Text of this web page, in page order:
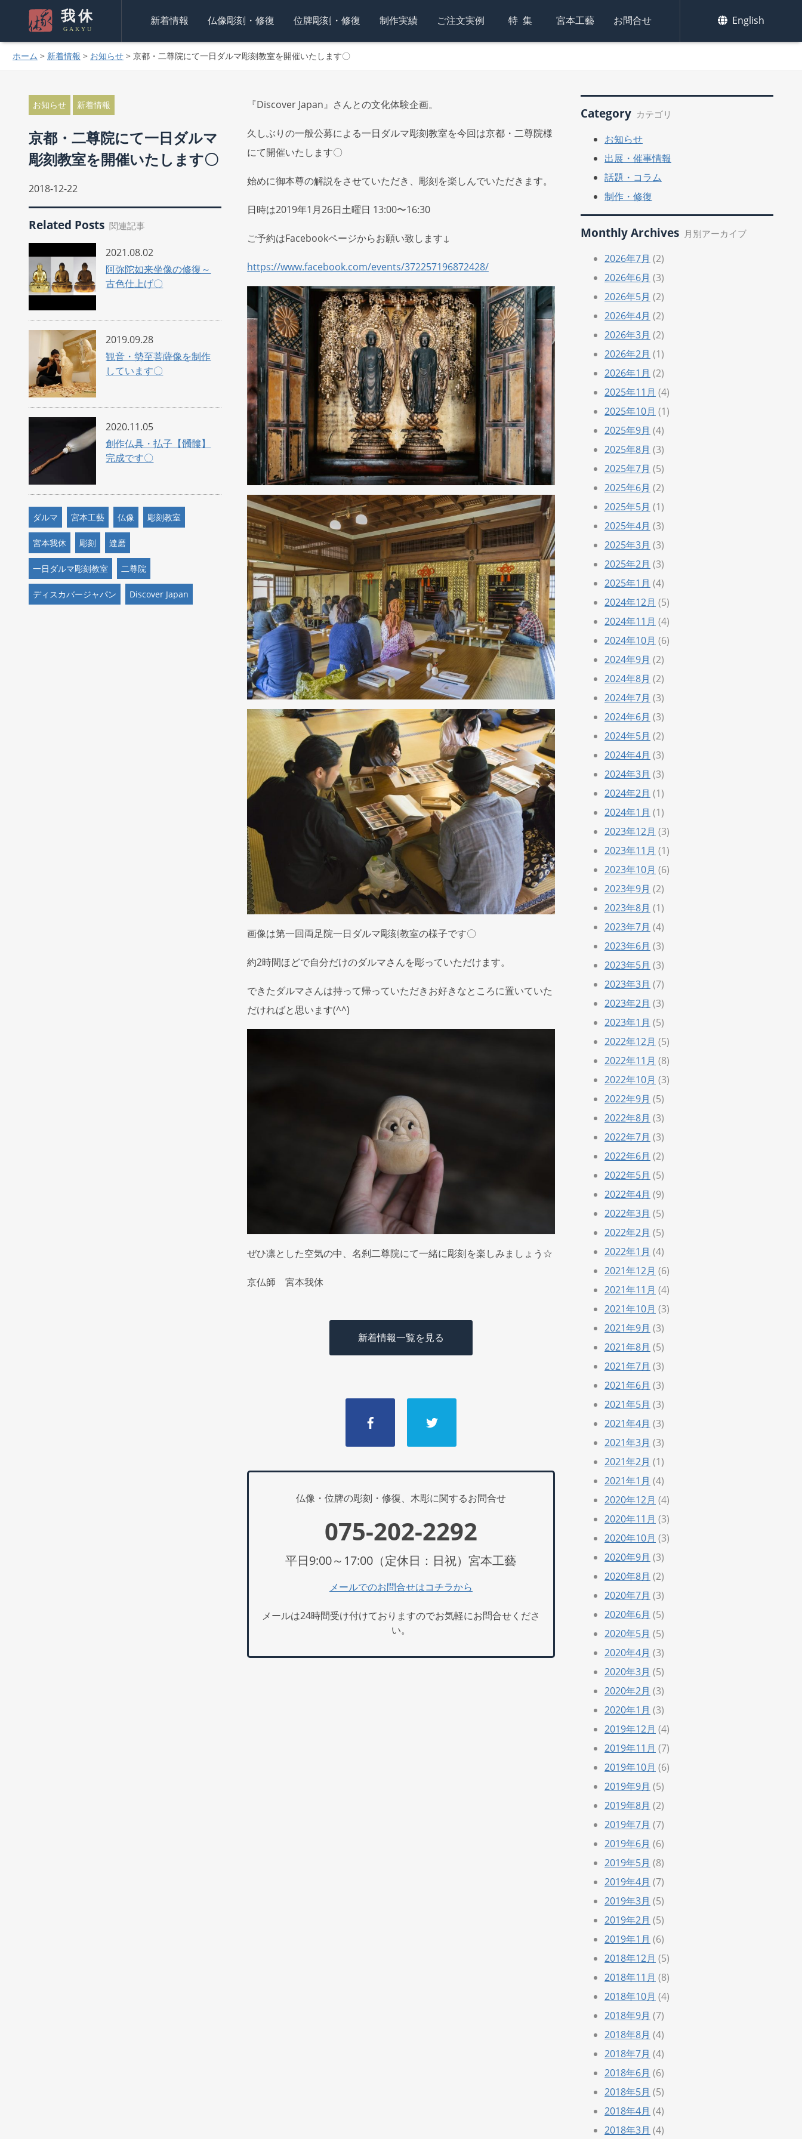
我休
GAKYU
新着情報 仏像彫刻・修復 位牌彫刻・修復 制作実績 ご注文実例 特集 宮本工藝 お問合せ English
ホーム > 新着情報 > お知らせ > 京都・二尊院にて一日ダルマ彫刻教室を開催いたします〇
お知らせ 新着情報
京都・二尊院にて一日ダルマ
彫刻教室を開催いたします〇
2018-12-22
Related Posts 関連記事
2021.08.02
阿弥陀如来坐像の修復～
古色仕上げ〇
2019.09.28
観音・勢至菩薩像を制作
しています〇
2020.11.05
創作仏具・払子【髑髏】
完成です〇
ダルマ 宮本工藝 仏像 彫刻教室
宮本我休 彫刻 達磨
一日ダルマ彫刻教室 二尊院
ディスカバージャパン Discover Japan
『Discover Japan』さんとの文化体験企画。
久しぶりの一般公募による一日ダルマ彫刻教室を今回は京都・二尊院様
にて開催いたします〇
始めに御本尊の解説をさせていただき、彫刻を楽しんでいただきます。
日時は2019年1月26日土曜日 13:00〜16:30
ご予約はFacebookページからお願い致します↓
https://www.facebook.com/events/372257196872428/
画像は第一回両足院一日ダルマ彫刻教室の様子です〇
約2時間ほどで自分だけのダルマさんを彫っていただけます。
できたダルマさんは持って帰っていただきお好きなところに置いていた
だければと思います(^^)
ぜひ凛とした空気の中、名刹二尊院にて一緒に彫刻を楽しみましょう☆
京仏師 宮本我休
新着情報一覧を見る
仏像・位牌の彫刻・修復、木彫に関するお問合せ
075-202-2292
平日9:00～17:00（定休日：日祝）宮本工藝
メールでのお問合せはコチラから
メールは24時間受け付けておりますのでお気軽にお問合せくださ
い。
Category カテゴリ
お知らせ
出展・催事情報
話題・コラム
制作・修復
Monthly Archives 月別アーカイブ
2026年7月 (2)
2026年6月 (3)
2026年5月 (2)
2026年4月 (2)
2026年3月 (2)
2026年2月 (1)
2026年1月 (2)
2025年11月 (4)
2025年10月 (1)
2025年9月 (4)
2025年8月 (3)
2025年7月 (5)
2025年6月 (2)
2025年5月 (1)
2025年4月 (3)
2025年3月 (3)
2025年2月 (3)
2025年1月 (4)
2024年12月 (5)
2024年11月 (4)
2024年10月 (6)
2024年9月 (2)
2024年8月 (2)
2024年7月 (3)
2024年6月 (3)
2024年5月 (2)
2024年4月 (3)
2024年3月 (3)
2024年2月 (1)
2024年1月 (1)
2023年12月 (3)
2023年11月 (1)
2023年10月 (6)
2023年9月 (2)
2023年8月 (1)
2023年7月 (4)
2023年6月 (3)
2023年5月 (3)
2023年3月 (7)
2023年2月 (3)
2023年1月 (5)
2022年12月 (5)
2022年11月 (8)
2022年10月 (3)
2022年9月 (5)
2022年8月 (3)
2022年7月 (3)
2022年6月 (2)
2022年5月 (5)
2022年4月 (9)
2022年3月 (5)
2022年2月 (5)
2022年1月 (4)
2021年12月 (6)
2021年11月 (4)
2021年10月 (3)
2021年9月 (3)
2021年8月 (5)
2021年7月 (3)
2021年6月 (3)
2021年5月 (3)
2021年4月 (3)
2021年3月 (3)
2021年2月 (1)
2021年1月 (4)
2020年12月 (4)
2020年11月 (3)
2020年10月 (3)
2020年9月 (3)
2020年8月 (2)
2020年7月 (3)
2020年6月 (5)
2020年5月 (5)
2020年4月 (3)
2020年3月 (5)
2020年2月 (3)
2020年1月 (3)
2019年12月 (4)
2019年11月 (7)
2019年10月 (6)
2019年9月 (5)
2019年8月 (2)
2019年7月 (7)
2019年6月 (6)
2019年5月 (8)
2019年4月 (7)
2019年3月 (5)
2019年2月 (5)
2019年1月 (6)
2018年12月 (5)
2018年11月 (8)
2018年10月 (4)
2018年9月 (7)
2018年8月 (4)
2018年7月 (4)
2018年6月 (6)
2018年5月 (5)
2018年4月 (4)
2018年3月 (4)